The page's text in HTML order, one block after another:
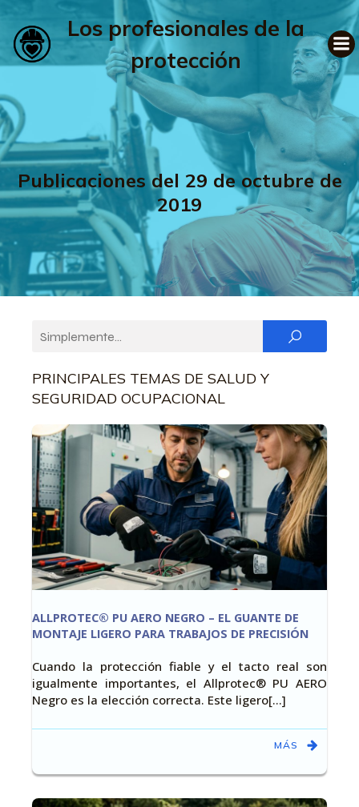
Los profesionales de la
protección
Publicaciones del 29 de octubre de
2019
PRINCIPALES TEMAS DE SALUD Y
SEGURIDAD OCUPACIONAL
ALLPROTEC® PU AERO NEGRO – EL GUANTE DE
MONTAJE LIGERO PARA TRABAJOS DE PRECISIÓN
Cuando la protección fiable y el tacto real son
igualmente importantes, el Allprotec® PU AERO
Negro es la elección correcta. Este ligero[…]
MÁS